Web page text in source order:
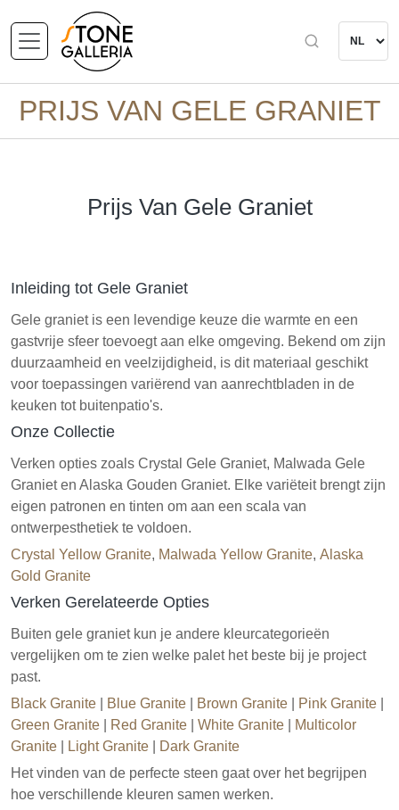
PRIJS VAN GELE GRANIET
Prijs Van Gele Graniet
Inleiding tot Gele Graniet
Gele graniet is een levendige keuze die warmte en een
gastvrije sfeer toevoegt aan elke omgeving. Bekend om zijn
duurzaamheid en veelzijdigheid, is dit materiaal geschikt
voor toepassingen variërend van aanrechtbladen in de
keuken tot buitenpatio's.
Onze Collectie
Verken opties zoals Crystal Gele Graniet, Malwada Gele
Graniet en Alaska Gouden Graniet. Elke variëteit brengt zijn
eigen patronen en tinten om aan een scala van
ontwerpesthetiek te voldoen.
Crystal Yellow Granite, Malwada Yellow Granite, Alaska
Gold Granite
Verken Gerelateerde Opties
Buiten gele graniet kun je andere kleurcategorieën
vergelijken om te zien welke palet het beste bij je project
past.
Black Granite
Blue Granite Brown Granite Pink Granite
Green Granite
Red Granite White Granite
Multicolor
Granite
Light Granite
Dark Granite
Het vinden van de perfecte steen gaat over het begrijpen
hoe verschillende kleuren samen werken.